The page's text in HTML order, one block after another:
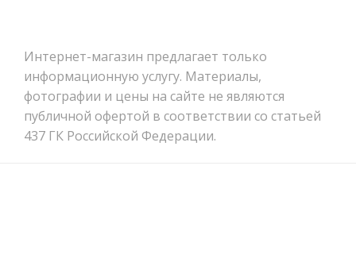
Интернет-магазин предлагает только
информационную услугу. Материалы,
фотографии и цены на сайте не являются
публичной офертой в соответствии со статьей
437 ГК Российской Федерации.